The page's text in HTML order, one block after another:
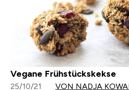
Vegane Frühstückskekse
25/10/21 VON NADJA